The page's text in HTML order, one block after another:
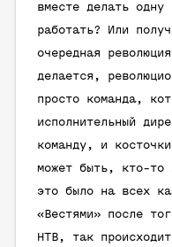
вместе делать одну
работать? Или
очередная
делается,
просто команда,
исполнительный
команду, и
может быть, кто-то
это было на всех
«Вестями» после
НТВ, так